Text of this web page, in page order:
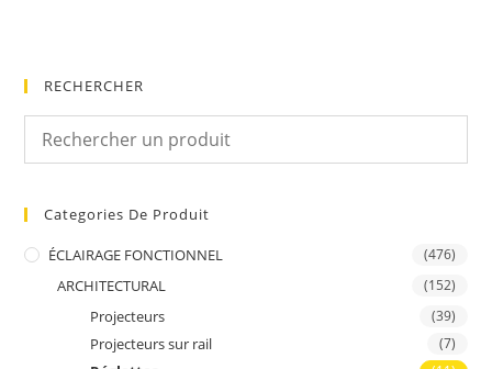
RECHERCHER
Categories De Produit
ÉCLAIRAGE FONCTIONNEL (476)
ARCHITECTURAL (152)
Projecteurs (39)
Projecteurs sur rail (7)